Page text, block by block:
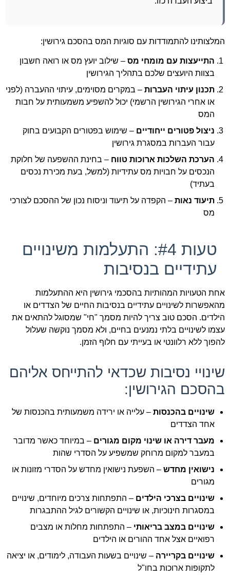
המלצותינו להתמודדות עם סוגיות המס בהסכם גירושין:
התייעצות עם מומחי מס – שילוב יועץ מס או רואה חשבון
בצוות היועצים שלכם בתהליך הגירושין
תכנון עיתוי העברות – במקרים מסוימים, עיתוי ההעברה (לפני
או אחרי הגירושין הרשמי) יכול להשפיע משמעותית על חבות
המס
ניצול פטורים ייחודיים – שימוש בפטורים הקבועים בחוק
עבור העברות במסגרת גירושין
הערכת השלכות ארוכות טווח – בחינת ההשפעה של חלוקת
הנכסים על חבויות מס עתידיות (למשל, בעת מכירת נכסים
בעתיד)
תיעוד נאות – הקפדה על תיעוד וניסוח נכון של ההסכם לצורכי
מס
טעות #4: התעלמות משינויים
עתידיים בנסיבות
אחת הטעויות המהותיות בהסכמי גירושין היא ההתעלמות
מהאפשרות לשינויים עתידיים בנסיבות החיים של הצדדים או
הילדים. הסכם טוב צריך להיות מסמך "חי" שמסוגל להתאים את
עצמו לשינויים בלתי נמנעים בחיים, ולא מסמך נוקשה שעלול
להפוך ללא רלוונטי או בעייתי עם חלוף הזמן.
שינויי נסיבות שכדאי להתייחס אליהם
בהסכם הגירושין:
שינויים בהכנסות – עלייה או ירידה משמעותית בהכנסות של
אחד הצדדים
מעבר דירה או שינוי מקום מגורים – במיוחד כאשר מדובר
במעבר למקום מרוחק שמשפיע על הסדרי שהות
נישואין מחדש – השפעת נישואין מחדש על הסדרי מזונות או
מגורים
שינויים בצרכי הילדים – התפתחות צרכים מיוחדים, שינויים
במסגרות חינוכיות, או שינויים הקשורים לגיל ההתבגרות
שינויים במצב בריאותי – התפתחות מחלות או מצבים
רפואיים אצל אחד ההורים או הילדים
שינויים בקריירה – שינויים בשעות העבודה, לימודים, או יציאה
לתקופות ארוכות בחו"ל